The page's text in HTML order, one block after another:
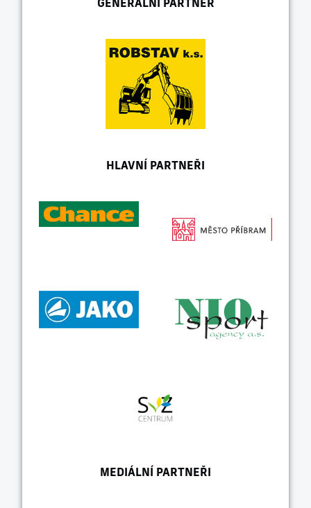
GENERÁLNÍ PARTNER
HLAVNÍ PARTNEŘI
MEDIÁLNÍ PARTNEŘI